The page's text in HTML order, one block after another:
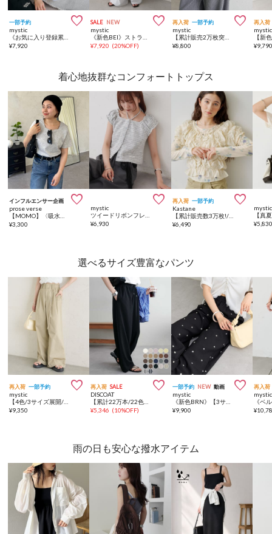
一部予約 
mystic
¥7,920
SALE NEW 
mystic
¥7,920 (20%OFF)
再入荷 一部予約 
mystic
【累計販売2万枚突破】《WEB限定NVY・PSサイズ登場/4サイズ展開》ラインストーンWベルトパンツ
¥8,800
再入荷
mystic
¥
着心地抜群なコンフォートトップス
インフルエンサー企画 
prose verse
¥3,300

mystic
¥6,930
再入荷 一部予約 
Kastane
【累計販売数3万枚!/着痩せ◎】クシュクシュブラウス
¥6,490
mystic
¥
選べるサイズ豊富なパンツ
再入荷 一部予約 
mystic
【4色/3サイズ展開/ラクなのに美しいシルエット】ワイドベルトタックパンツ
¥9,350
再入荷 SALE 
DISCOAT
【累計22万本/22色展開/7サイズ】－3kg見え！とろみイージーパンツ≪メンズサイズあり≫
¥5,346 (10%OFF)
一部予約 NEW 動画 
mystic
《新色BRN》【3サイズ展開/セットアップ対応】ビージーフラワースラックス
¥9,900
再入荷
mystic
¥
雨の日も安心な撥水アイテム